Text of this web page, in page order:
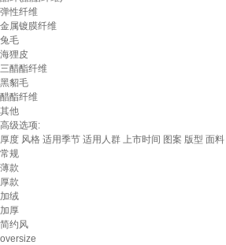
弹性纤维
金属镀膜纤维
兔毛
海狸皮
三醋酯纤维
黑貂毛
醋酯纤维
其他
高级选项:
厚度 风格 适用季节 适用人群 上市时间 图案 版型 面料
常规
薄款
厚款
加绒
加厚
简约风
oversize